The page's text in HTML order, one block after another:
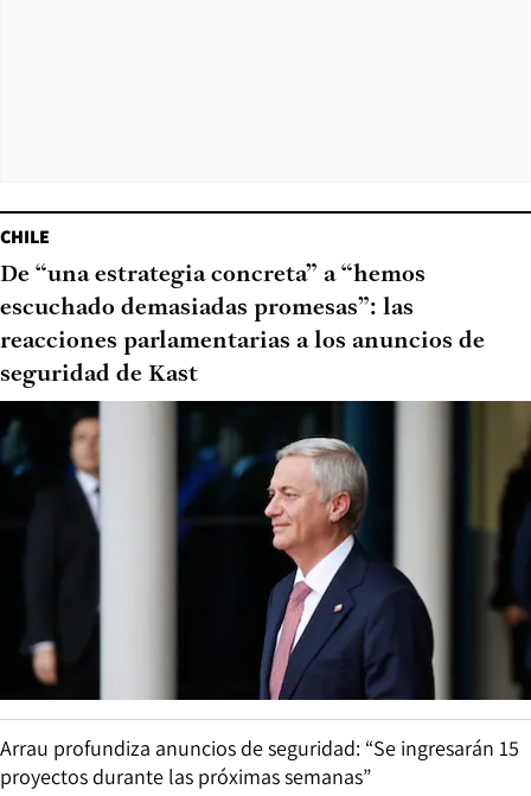
CHILE
De “una estrategia concreta” a “hemos
escuchado demasiadas promesas”: las
reacciones parlamentarias a los anuncios de
seguridad de Kast
Arrau profundiza anuncios de seguridad: “Se ingresarán 15
proyectos durante las próximas semanas”